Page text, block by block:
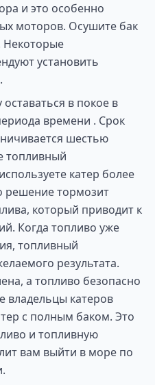
и это особенно
моторов. Осушите бак
Некоторые
установить
в покое в
времени . Срок
шестью
топливный
катер более
решение тормозит
который приводит к
Когда топливо уже
топливный
результата.
а топливо безопасно
владельцы катеров
с полным баком. Это
и топливную
вам выйти в море по